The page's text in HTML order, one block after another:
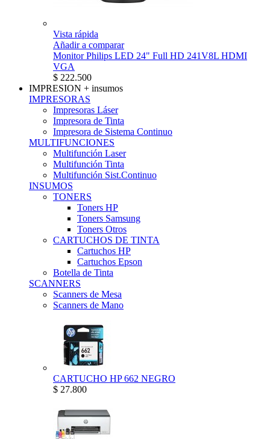
Vista rápida
Añadir a comparar
Monitor Philips LED 24" Full HD 241V8L HDMI
VGA
$ 222.500
IMPRESION + insumos
IMPRESORAS
Impresoras Láser
Impresora de Tinta
Impresora de Sistema Continuo
MULTIFUNCIONES
Multifunción Laser
Multifunción Tinta
Multifunción Sist.Continuo
INSUMOS
TONERS
Toners HP
Toners Samsung
Toners Otros
CARTUCHOS DE TINTA
Cartuchos HP
Cartuchos Epson
Botella de Tinta
SCANNERS
Scanners de Mesa
Scanners de Mano
CARTUCHO HP 662 NEGRO
$ 27.800